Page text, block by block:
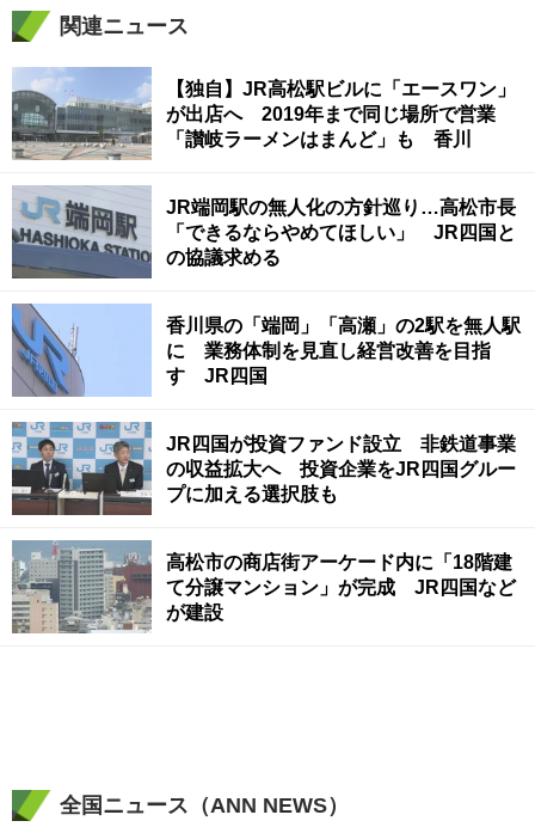
関連ニュース
【独自】JR高松駅ビルに「エースワン」
が出店へ 2019年まで同じ場所で営業
「讃岐ラーメンはまんど」も 香川
JR端岡駅の無人化の方針巡り…高松市長
「できるならやめてほしい」 JR四国と
の協議求める
香川県の「端岡」「高瀬」の2駅を無人駅
に 業務体制を見直し経営改善を目指
す JR四国
JR四国が投資ファンド設立 非鉄道事業
の収益拡大へ 投資企業をJR四国グルー
プに加える選択肢も
高松市の商店街アーケード内に「18階建
て分譲マンション」が完成 JR四国など
が建設
全国ニュース（ANN NEWS）